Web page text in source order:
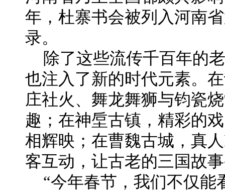
年，杜寨书会被列入河南
录。
除了这些流传千百年的
也注入了新的时代元素。
庄社火、舞龙舞狮与钧瓷
趣；在神垕古镇，精彩的
相辉映；在曹魏古城，真
客互动，让古老的三国故
“今年春节，我们不仅